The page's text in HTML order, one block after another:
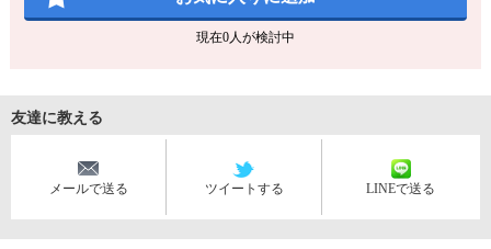
現在0人が検討中
友達に教える
メールで送る ツイートする LINEで送る